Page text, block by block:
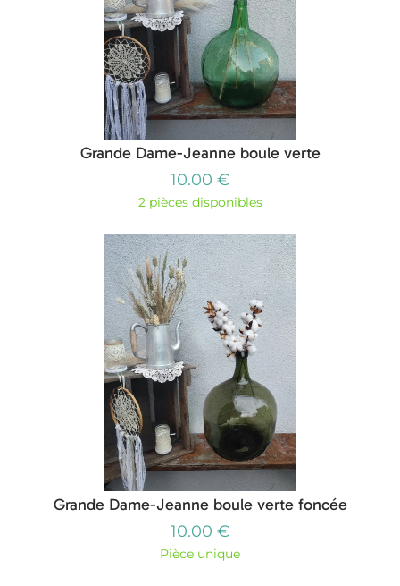
Grande Dame-Jeanne boule verte
10.00 €
2 pièces disponibles
Grande Dame-Jeanne boule verte foncée
10.00 €
Pièce unique